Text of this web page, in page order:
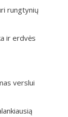
rungtynių
ir erdvės
verslui